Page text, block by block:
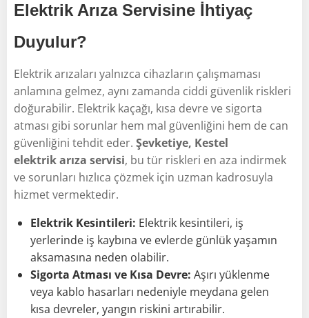
Elektrik Arıza Servisine İhtiyaç
Duyulur?
Elektrik arızaları yalnızca cihazların çalışmaması
anlamına gelmez, aynı zamanda ciddi güvenlik riskleri
doğurabilir. Elektrik kaçağı, kısa devre ve sigorta
atması gibi sorunlar hem mal güvenliğini hem de can
güvenliğini tehdit eder. Şevketiye, Kestel
elektrik arıza servisi, bu tür riskleri en aza indirmek
ve sorunları hızlıca çözmek için uzman kadrosuyla
hizmet vermektedir.
Elektrik Kesintileri: Elektrik kesintileri, iş
yerlerinde iş kaybına ve evlerde günlük yaşamın
aksamasına neden olabilir.
Sigorta Atması ve Kısa Devre: Aşırı yüklenme
veya kablo hasarları nedeniyle meydana gelen
kısa devreler, yangın riskini artırabilir.